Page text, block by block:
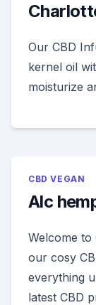
Our CBD
kernel oil
moisturize
CBD VEGAN
Alc
Welcome to
our cosy
everything
latest CBD